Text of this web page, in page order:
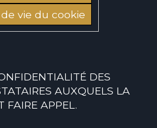
vie du cookie
DES
AUXQUELS LA
FAIRE APPEL.